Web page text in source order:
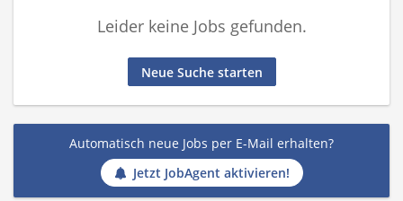
Leider keine Jobs gefunden.
Neue Suche starten
Automatisch neue Jobs per E-Mail erhalten?
Jetzt JobAgent aktivieren!